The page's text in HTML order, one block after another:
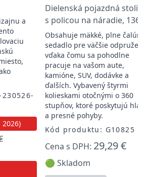
a
2026)
Dielenská pojazdná
s policou na náradie, 136
Obsahuje mäkké, plne
sedadlo pre väčšie
vďaka čomu sa pohodlne
pracuje na vašom aute,
kamióne, SUV, dodávke a
ďalších. Vybavený štyrmi
kolieskami otočnými o 360
stupňov, ktoré poskytujú
a presné pohyby.
Kód produktu: G10825
Cena s DPH: 29,29 €
🟢 Skladom